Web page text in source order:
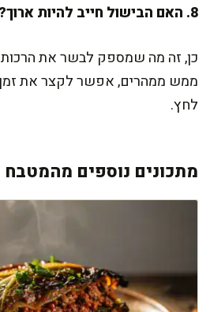
8. האם הבישול חייב להיות ארוך?
כן, זה מה שמספק לבשר את
ממש ממהרים, אפשר לקצר את
לחץ.
מתכונים נוספים